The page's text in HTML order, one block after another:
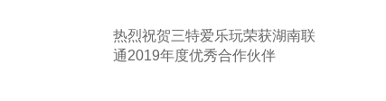
热烈祝贺三特爱乐玩荣获湖南联
通2019年度优秀合作伙伴